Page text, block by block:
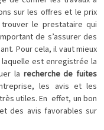
sur les offres et le prix
le prestataire qui
de s’assurer des
Pour cela, il vaut mieux
est enregistrée la
la recherche de fuites
les avis et les
utiles. En effet, un bon
des avis favorables sur